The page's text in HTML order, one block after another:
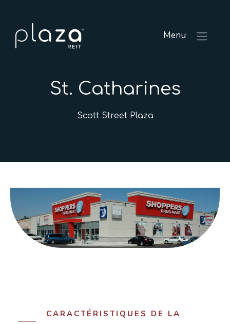
Menu
St. Catharines
Scott Street Plaza
CARACTÉRISTIQUES DE LA